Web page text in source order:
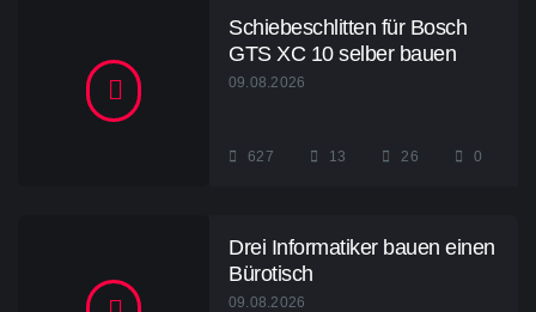
Schiebeschlitten für Bosch
GTS XC 10 selber bauen
09.08.2026
627 13 26 0
Drei Informatiker bauen einen
Bürotisch
09.08.2026